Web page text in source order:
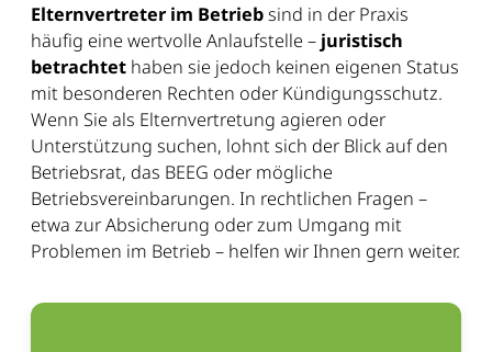
Elternvertreter im Betriebsind in der Praxis
häufig eine wertvolle Anlaufstelle – juristisch
betrachtet haben sie jedoch keinen eigenen Status
mit besonderen Rechten oder Kündigungsschutz.
Wenn Sie als Elternvertretung agieren oder
Unterstützung suchen, lohnt sich der Blick auf den
Betriebsrat, das BEEG oder mögliche
Betriebsvereinbarungen. In rechtlichen Fragen –
etwa zur Absicherung oder zum Umgang mit
Problemen im Betrieb – helfen wir Ihnen gern weiter.